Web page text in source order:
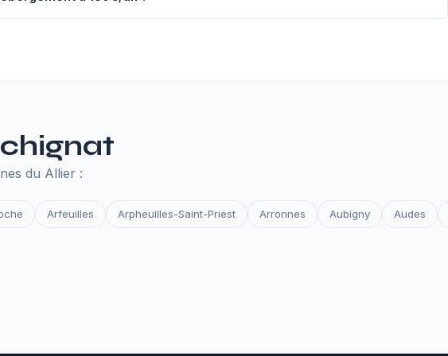
du Allier :
Arfeuilles Arpheuilles-Saint-Priest Arronnes Aubigny Audes